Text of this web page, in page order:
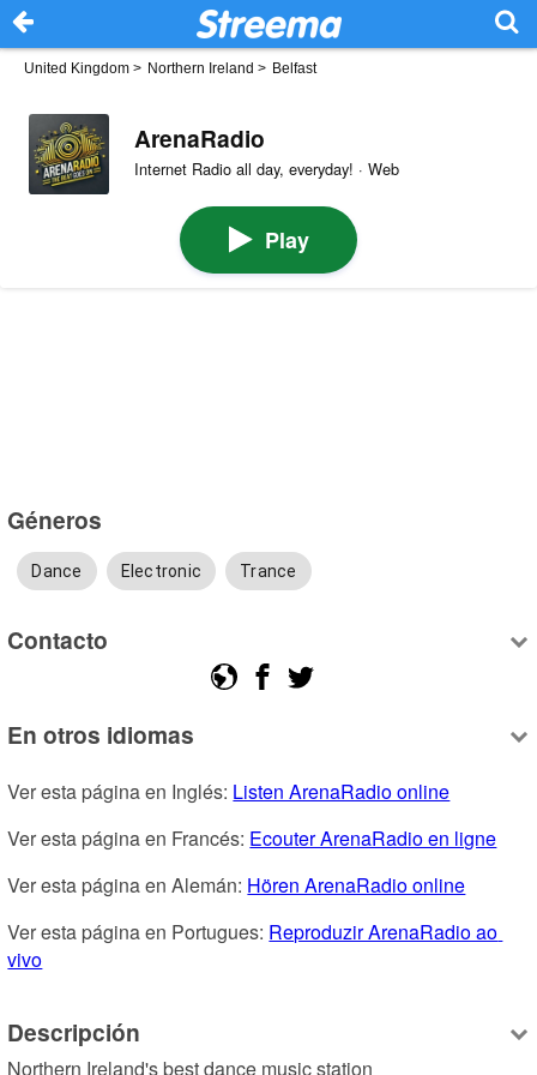
United Kingdom > Northern Ireland > Belfast
ArenaRadio
Internet Radio all day, everyday! · Web
Play
Géneros
Dance Electronic Trance
Contacto
En otros idiomas
Ver esta página en Inglés: Listen ArenaRadio online
Ver esta página en Francés: Ecouter ArenaRadio en ligne
Ver esta página en Alemán: Hören ArenaRadio online
Ver esta página en Portugues: Reproduzir ArenaRadio ao
vivo
Descripción
Northern Ireland's best dance music station